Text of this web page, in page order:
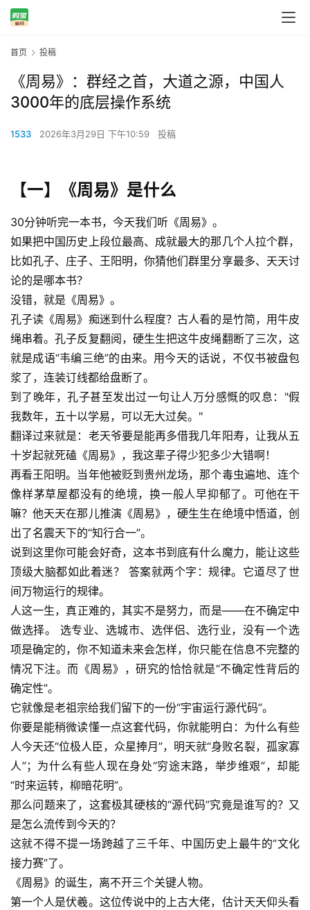
首页 投稿
《周易》：群经之首，大道之源，中国人
3000年的底层操作系统
1533 2026年3月29日 下午10:59 投稿
【一】 《周易》 是什么
30分钟听完一本书，今天我们听《周易》。
如果把中国历史上段位最高、成就最大的那几个人拉个群，
比如孔子、庄子、王阳明，你猜他们群里分享最多、天天讨
论的是哪本书？
没错，就是《周易》。
孔子读《周易》痴迷到什么程度？古人看的是竹简，用牛皮
绳串着。孔子反复翻阅，硬生生把这牛皮绳翻断了三次，这
就是成语“韦编三绝”的由来。用今天的话说，不仅书被盘包
浆了，连装订线都给盘断了。
到了晚年，孔子甚至发出过一句让人万分感慨的叹息："假
我数年，五十以学易，可以无大过矣。"
翻译过来就是：老天爷要是能再多借我几年阳寿，让我从五
十岁起就死磕《周易》，我这辈子得少犯多少大错啊！
再看王阳明。当年他被贬到贵州龙场，那个毒虫遍地、连个
像样茅草屋都没有的绝境，换一般人早抑郁了。可他在干
嘛？他天天在那儿推演《周易》，硬生生在绝境中悟道，创
出了名震天下的“知行合一”。
说到这里你可能会好奇，这本书到底有什么魔力，能让这些
顶级大脑都如此着迷？ 答案就两个字：规律。它道尽了世
间万物运行的规律。
人这一生，真正难的，其实不是努力，而是——在不确定中
做选择。 选专业、选城市、选伴侣、选行业，没有一个选
项是确定的，你不知道未来会怎样，你只能在信息不完整的
情况下注。而《周易》，研究的恰恰就是“不确定性背后的
确定性”。
它就像是老祖宗给我们留下的一份“宇宙运行源代码”。
你要是能稍微读懂一点这套代码，你就能明白：为什么有些
人今天还“位极人臣，众星捧月”，明天就“身败名裂，孤家寡
人”；为什么有些人现在身处“穷途末路，举步维艰”，却能
“时来运转，柳暗花明”。
那么问题来了，这套极其硬核的“源代码”究竟是谁写的？又
是怎么流传到今天的？
这就不得不提一场跨越了三千年、中国历史上最牛的“文化
接力赛”了。
《周易》的诞生，离不开三个关键人物。
第一个人是伏羲。这位传说中的上古大佬，估计天天仰头看